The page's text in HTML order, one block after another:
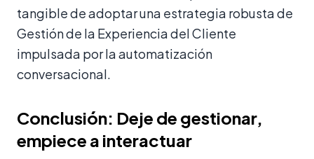
tangible de adoptar una estrategia robusta de
Gestión de la Experiencia del Cliente
impulsada por la automatización
conversacional.
Conclusión: Deje de gestionar,
empiece a interactuar